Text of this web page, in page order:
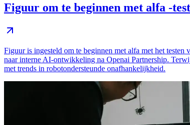
Figuur om te beginnen met alfa -
Figuur is ingesteld om te beginnen met alfa met het
naar interne AI-ontwikkeling na Openai Partnership.
met trends in robotondersteunde onafhankelijkheid.